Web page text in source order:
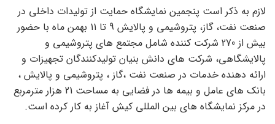
لازم به ذکر است پنجمین نمایشگاه حمایت از تولیدات داخلی در
صنعت نفت، گاز، پتروشیمی و پالایش 9 تا 11 بهمن ماه با حضور
بیش از 270 شرکت کننده شامل مجتمع های پتروشیمی و
پالایشگاهی، شرکت های دانش بنیان تولیدکنندگان تجهیزات و
ارائه دهنده خدمات در صنعت نفت ،گاز ، پتروشیمی و پالایش ،
بانک های عامل و بیمه ها در فضایی به مساحت 21 هزار مترمربع
در مرکز نمایشگاه های بین المللی کیش آغاز به کار کرده است.